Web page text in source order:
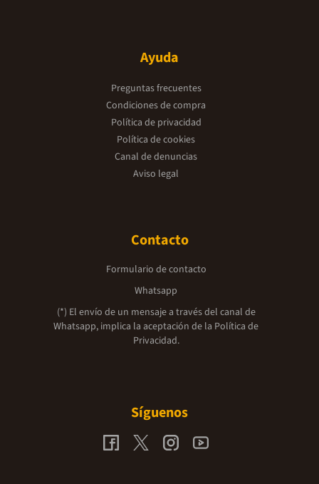
Ayuda
Preguntas frecuentes
Condiciones de compra
Política de privacidad
Política de cookies
Canal de denuncias
Aviso legal
Contacto
Formulario de contacto
Whatsapp
(*) El envío de un mensaje a través del canal de
Whatsapp, implica la aceptación de la Política de
Privacidad.
Síguenos